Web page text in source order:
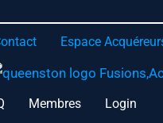
Espace
Membres Login
de la succession pour
entreprise est
leur prime de